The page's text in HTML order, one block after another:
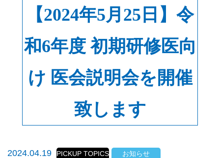
【2024年5月25日】令
和6年度 初期研修医向
け 医会説明会を開催
致します
2024.04.19 PICKUP TOPICS お知らせ